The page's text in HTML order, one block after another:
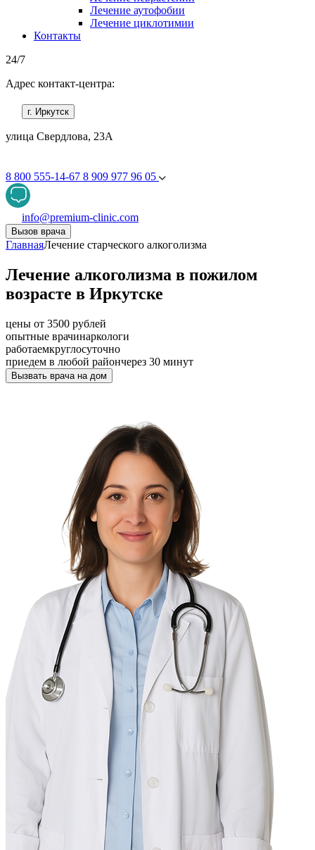
Лечение аутофобии
Лечение циклотимии
Контакты
24/7
Адрес контакт-центра:
г. Иркутск
улица Свердлова, 23А
8 800 555-14-67 8 909 977 96 05
info@premium-clinic.com
Вызов врача
ГлавнаяЛечение старческого алкоголизма
Лечение алкоголизма в пожилом
возрасте в Иркутске
цены от 3500 рублей
опытные врачинаркологи
работаемкруглосуточно
приедем в любой райончерез 30 минут
Вызвать врача на дом